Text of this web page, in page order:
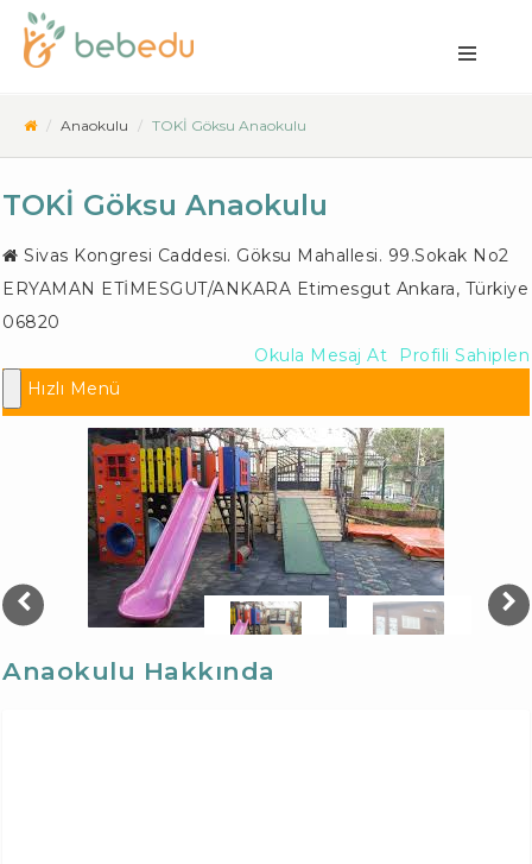
Anaokulu TOKİ Göksu Anaokulu
TOKİ Göksu Anaokulu
Sivas Kongresi Caddesi. Göksu Mahallesi. 99.Sokak No2
ERYAMAN ETİMESGUT/ANKARA Etimesgut Ankara, Türkiye
06820
Profili Sahiplen
Okula Mesaj At
Hızlı Menü
Anaokulu Hakkında